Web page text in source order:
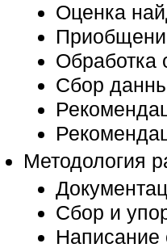
Оценка
Обработка
Сбор
Методология
Сбор и
Написание